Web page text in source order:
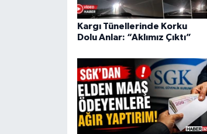
Kargı Tünellerinde Korku
Dolu Anlar: “Aklımız Çıktı”